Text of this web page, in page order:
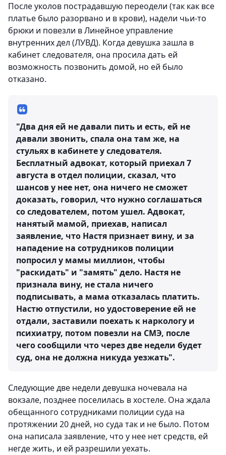
После уколов пострадавшую переодели (так как все
платье было разорвано и в крови), надели чьи-то
брюки и повезли в Линейное управление
внутренних дел (ЛУВД). Когда девушка зашла в
кабинет следователя, она просила дать ей
возможность позвонить домой, но ей было
отказано.
"Два дня ей не давали пить и есть, ей не
давали звонить, спала она там же, на
стульях в кабинете у следователя.
Бесплатный адвокат, который приехал 7
августа в отдел полиции, сказал, что
шансов у нее нет, она ничего не сможет
доказать, говорил, что нужно соглашаться
со следователем, потом ушел. Адвокат,
нанятый мамой, приехав, написал
заявление, что Настя признает вину, и за
нападение на сотрудников полиции
попросил у мамы миллион, чтобы
"раскидать" и "замять" дело. Настя не
признала вину, не стала ничего
подписывать, а мама отказалась платить.
Настю отпустили, но удостоверение ей не
отдали, заставили поехать к наркологу и
психиатру, потом повезли на СМЭ, после
чего сообщили что через две недели будет
суд, она не должна никуда уезжать".
Следующие две недели девушка ночевала на
вокзале, позднее поселилась в хостеле. Она ждала
обещанного сотрудниками полиции суда на
протяжении 20 дней, но суда так и не было. Потом
она написала заявление, что у нее нет средств, ей
негде жить, и ей разрешили уехать.